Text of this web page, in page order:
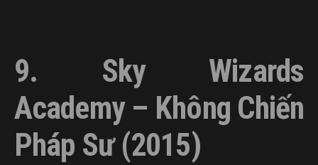
9. Sky Wizards
Academy – Không Chiến
Pháp Sư (2015)